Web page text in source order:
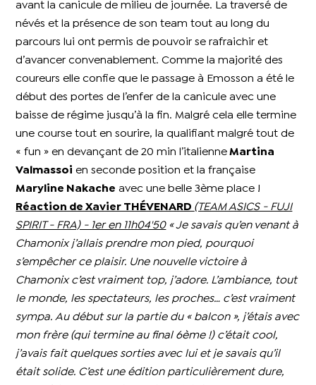
avant la canicule de milieu de journée. La traversé de
névés et la présence de son team tout au long du
parcours lui ont permis de pouvoir se rafraichir et
d’avancer convenablement. Comme la majorité des
coureurs elle confie que le passage à Emosson a été le
début des portes de l’enfer de la canicule avec une
baisse de régime jusqu’à la fin. Malgré cela elle termine
une course tout en sourire, la qualifiant malgré tout de
« fun » en devançant de 20 min l’italienne Martina
Valmassoi en seconde position et la française
Maryline Nakache avec une belle 3ème place !
Réaction de Xavier THÉVENARD (TEAM ASICS - FUJI
SPIRIT - FRA) - 1er en 11h04'50 « Je savais qu’en venant à
Chamonix j’allais prendre mon pied, pourquoi
s’empêcher ce plaisir. Une nouvelle victoire à
Chamonix c’est vraiment top, j’adore. L’ambiance, tout
le monde, les spectateurs, les proches… c’est vraiment
sympa. Au début sur la partie du « balcon », j’étais avec
mon frère (qui termine au final 6ème !) c’était cool,
j’avais fait quelques sorties avec lui et je savais qu’il
était solide. C’est une édition particulièrement dure,